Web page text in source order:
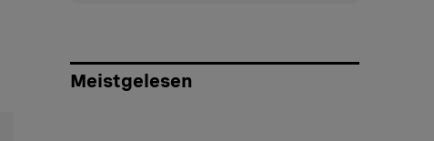
Meistgelesen